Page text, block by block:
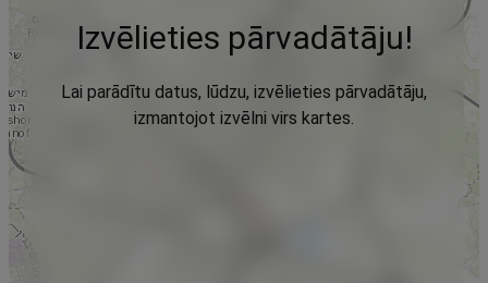
Izvēlieties pārvadātāju!
Lai parādītu datus, lūdzu, izvēlieties pārvadātāju,
izmantojot izvēlni virs kartes.